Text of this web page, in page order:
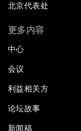
北京代表处
更多内容
中心
会议
利益相关方
论坛故事
新闻稿